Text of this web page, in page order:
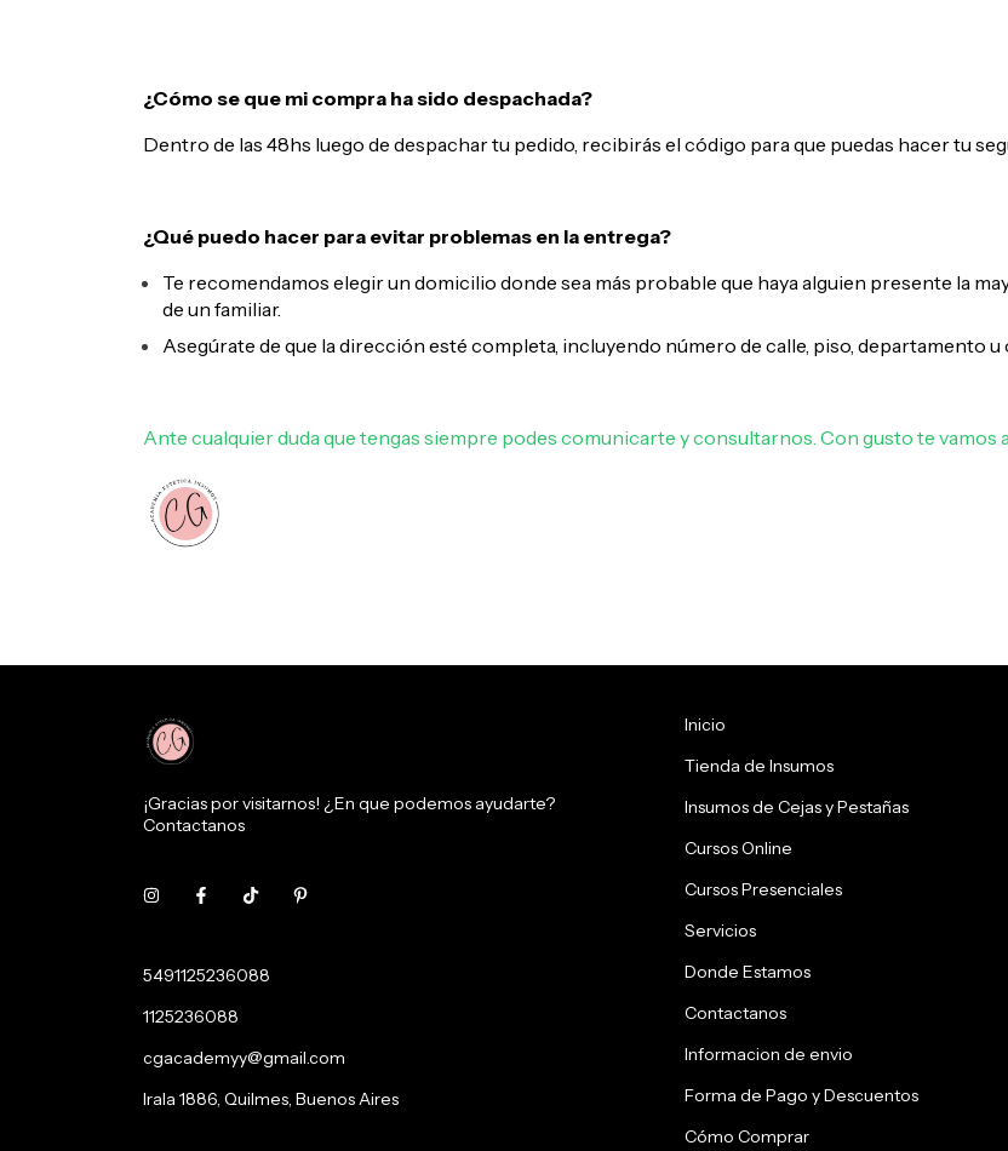
¿Cómo se que mi compra ha sido despachada?
Dentro de las 48hs luego de despachar tu pedido, recibirás el código para que puedas hacer tu
¿Qué puedo hacer para evitar problemas en la entrega?
Te recomendamos elegir un domicilio donde sea más probable que haya alguien presente la
de un familiar.
Asegúrate de que la dirección esté completa, incluyendo número de calle, piso, departamento u
Ante cualquier duda que tengas siempre podes comunicarte y consultarnos. Con gusto te vamos
¡Gracias por visitarnos! ¿En que podemos ayudarte?
Contactanos
5491125236088
1125236088
cgacademyy@gmail.com
Irala 1886, Quilmes, Buenos Aires
Inicio
Tienda de Insumos
Insumos de Cejas y Pestañas
Cursos Online
Cursos Presenciales
Servicios
Donde Estamos
Contactanos
Informacion de envio
Forma de Pago y Descuentos
Cómo Comprar